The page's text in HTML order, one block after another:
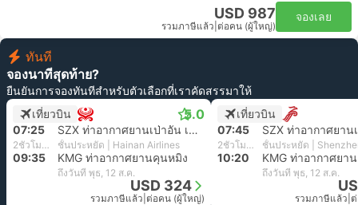
USD 987
รวมภาษีแล้ว ต่อคน (ผู้ใหญ่)
จองเลย
ทันที
จองนาทีสุดท้าย?
ยืนยันการจองทันทีสำหรับตัวเลือกที่เราคัดสรรมาให้
เที่ยวบิน
5.0
07:25 SZX ท่าอากาศยานเป่าอัน เซินเจิ้น
2ชั่วโมง 10นาที ชั้นประหยัด | Hainan Airlines
09:35 KMG ท่าอากาศยานคุนหมิง
ถึงวันที่ พุธ, 12 ส.ค.
USD 324
รวมภาษีแล้ว ต่อคน (ผู้ใหญ่)
เที่ยวบิน
07:45
2ชั่วโมง 35นาที ชั้นประหยัด |
10:20 KMG ท่าอากาศยา
ถึงวันที่ พุธ, 12 ส.ค.
รวมภาษีแล้ว